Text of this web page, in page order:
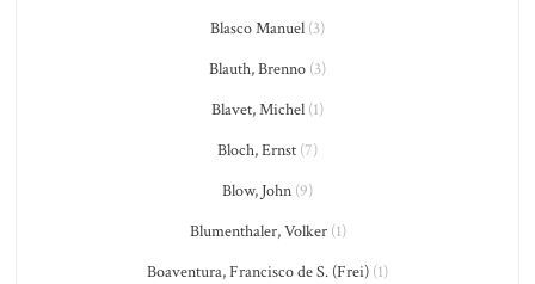
Blasco Manuel (3)
Blauth, Brenno (3)
Blavet, Michel (1)
Bloch, Ernst (7)
Blow, John (9)
Blumenthaler, Volker(1)
Boaventura, Francisco de S. (Frei) (1)